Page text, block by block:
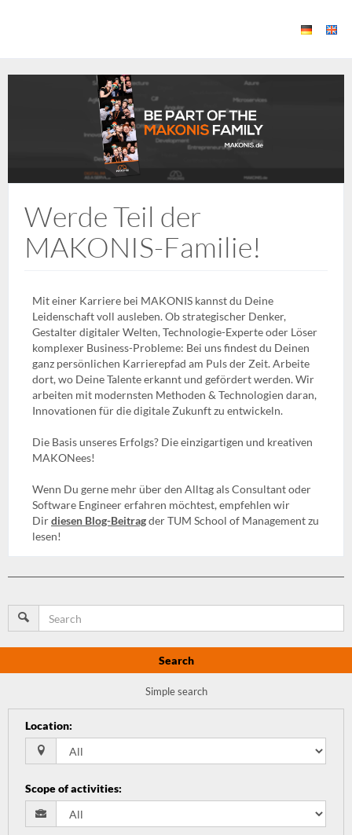
Werde Teil der
MAKONIS-Familie!
Mit einer Karriere bei MAKONIS kannst du Deine
Leidenschaft voll ausleben. Ob strategischer Denker,
Gestalter digitaler Welten, Technologie-Experte oder Löser
komplexer Business-Probleme: Bei uns findest du Deinen
ganz persönlichen Karrierepfad am Puls der Zeit. Arbeite
dort, wo Deine Talente erkannt und gefördert werden. Wir
arbeiten mit modernsten Methoden & Technologien daran,
Innovationen für die digitale Zukunft zu entwickeln.
Die Basis unseres Erfolgs? Die einzigartigen und kreativen
MAKONees!
Wenn Du gerne mehr über den Alltag als Consultant oder
Software Engineer erfahren möchtest, empfehlen wir
Dirdiesen Blog-Beitragder TUM School of Management zu
lesen!
Search
Simple search
Location:
Scope of activities: